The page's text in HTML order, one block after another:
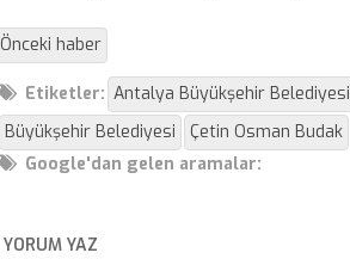
Önceki haber
Etiketler: Antalya Büyükşehir Belediyesi
Büyükşehir Belediyesi
Çetin Osman Budak
Google'dan gelen aramalar:
YORUM YAZ